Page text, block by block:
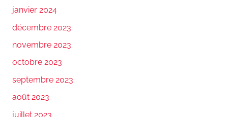
janvier 2024
décembre 2023
novembre 2023
octobre 2023
septembre 2023
août 2023
juillet 2023